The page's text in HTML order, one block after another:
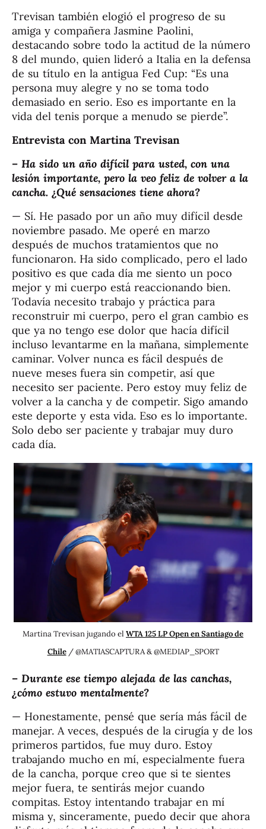
Trevisan también elogió el progreso de su
amiga y compañera Jasmine Paolini,
destacando sobre todo la actitud de la número
8 del mundo, quien lideró a Italia en la defensa
de su título en la antigua Fed Cup: “Es una
persona muy alegre y no se toma todo
demasiado en serio. Eso es importante en la
vida del tenis porque a menudo se pierde”.
Entrevista con Martina Trevisan
– Ha sido un año difícil para usted, con una
lesión importante, pero la veo feliz de volver a la
cancha. ¿Qué sensaciones tiene ahora?
— Sí. He pasado por un año muy difícil desde
noviembre pasado. Me operé en marzo
después de muchos tratamientos que no
funcionaron. Ha sido complicado, pero el lado
positivo es que cada día me siento un poco
mejor y mi cuerpo está reaccionando bien.
Todavía necesito trabajo y práctica para
reconstruir mi cuerpo, pero el gran cambio es
que ya no tengo ese dolor que hacía difícil
incluso levantarme en la mañana, simplemente
caminar. Volver nunca es fácil después de
nueve meses fuera sin competir, así que
necesito ser paciente. Pero estoy muy feliz de
volver a la cancha y de competir. Sigo amando
este deporte y esta vida. Eso es lo importante.
Solo debo ser paciente y trabajar muy duro
cada día.
Martina Trevisan jugando el WTA 125 LP Open en Santiago de
Chile/ @MATIASCAPTURA & @MEDIAP_SPORT
– Durante ese tiempo alejada de las canchas,
¿cómo estuvo mentalmente?
— Honestamente, pensé que sería más fácil de
manejar. A veces, después de la cirugía y de los
primeros partidos, fue muy duro. Estoy
trabajando mucho en mí, especialmente fuera
de la cancha, porque creo que si te sientes
mejor fuera, te sentirás mejor cuando
compitas. Estoy intentando trabajar en mí
misma y, sinceramente, puedo decir que ahora